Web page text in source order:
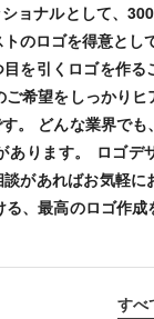
ョナルとして、
のロゴを得意とし
を引くロゴを作る
希望をしっかり
。 どんな業界でも
あります。 ロゴデ
があればお気軽に
、最高のロゴ作成
すべ